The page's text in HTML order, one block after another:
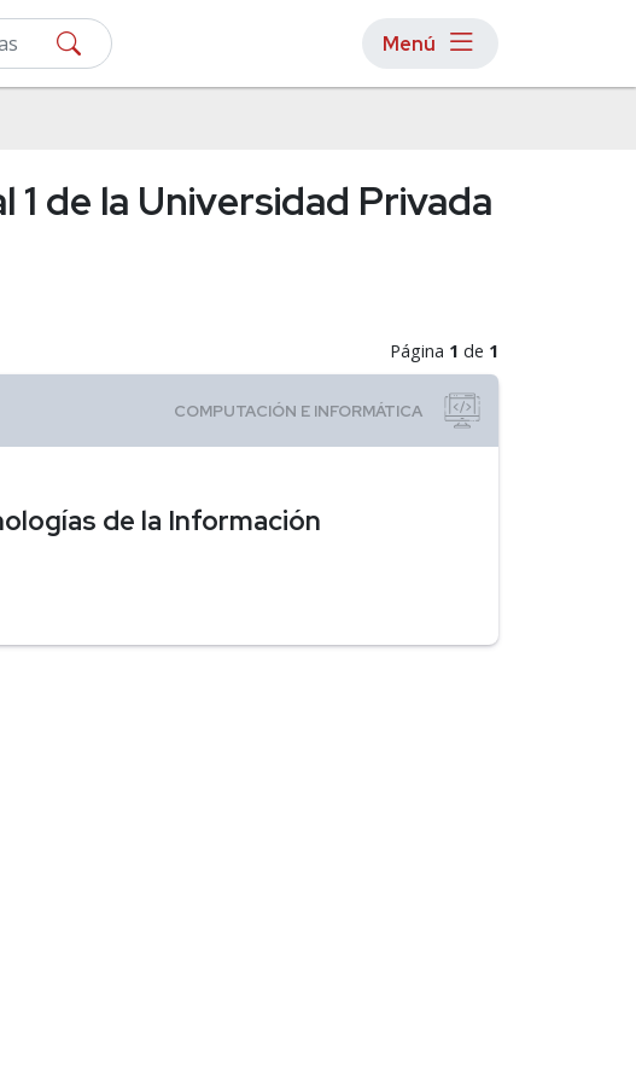
Menú
de la Universidad Privada
Página 1 de 1
de la Información